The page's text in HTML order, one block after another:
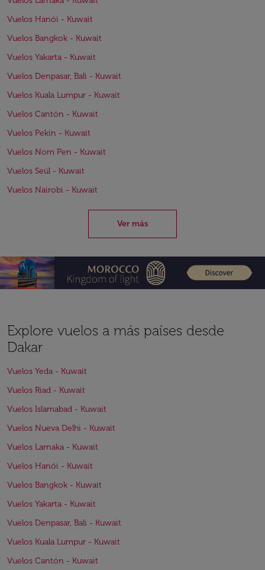
Vuelos Hanói - Kuwait
Vuelos Bangkok - Kuwait
Vuelos Yakarta - Kuwait
Vuelos Denpasar, Bali - Kuwait
Vuelos Kuala Lumpur - Kuwait
Vuelos Cantón - Kuwait
Vuelos Pekín - Kuwait
Vuelos Nom Pen - Kuwait
Vuelos Seúl - Kuwait
Vuelos Nairobi - Kuwait
Ver más
Explore vuelos a más países desde
Dakar
Vuelos Yeda - Kuwait
Vuelos Riad - Kuwait
Vuelos Islamabad - Kuwait
Vuelos Nueva Delhi - Kuwait
Vuelos Larnaka - Kuwait
Vuelos Hanói - Kuwait
Vuelos Bangkok - Kuwait
Vuelos Yakarta - Kuwait
Vuelos Denpasar, Bali - Kuwait
Vuelos Kuala Lumpur - Kuwait
Vuelos Cantón - Kuwait